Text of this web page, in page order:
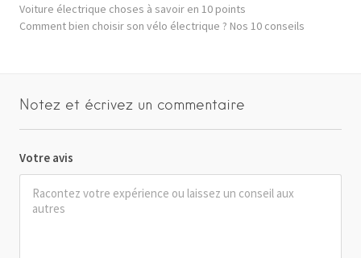
Voiture électrique choses à savoir en 10 points
Comment bien choisir son vélo électrique ? Nos 10 conseils
Notez et écrivez un commentaire
Votre avis